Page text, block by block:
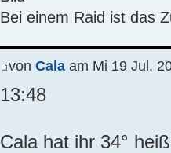
Bei einem Raid ist das
von Calaam Mi 19 Jul,
13:48
Cala hat ihr 34°